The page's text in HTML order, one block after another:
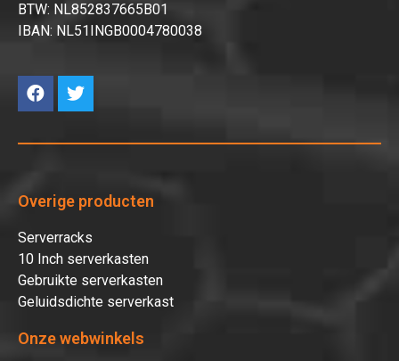
BTW: NL852837665B01
IBAN: NL51INGB0004780038
Overige producten
Serverracks
10 Inch serverkasten
Gebruikte serverkasten
Geluidsdichte serverkast
Onze webwinkels